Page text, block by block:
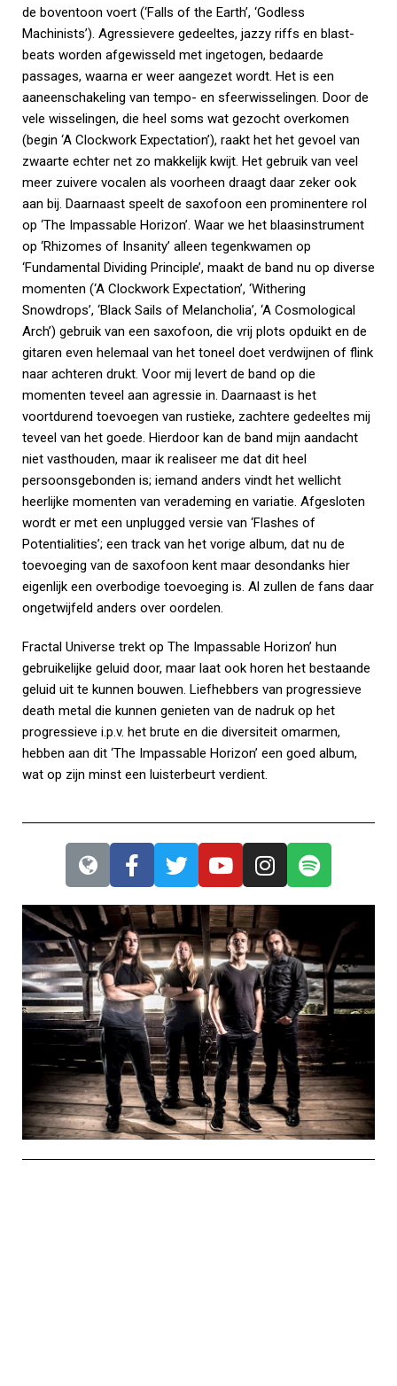
de boventoon voert (‘Falls of the Earth’, ‘Godless
Machinists’). Agressievere gedeeltes, jazzy riffs en blast-
beats worden afgewisseld met ingetogen, bedaarde
passages, waarna er weer aangezet wordt. Het is een
aaneenschakeling van tempo- en sfeerwisselingen. Door de
vele wisselingen, die heel soms wat gezocht overkomen
(begin ‘A Clockwork Expectation’), raakt het het gevoel van
zwaarte echter net zo makkelijk kwijt. Het gebruik van veel
meer zuivere vocalen als voorheen draagt daar zeker ook
aan bij. Daarnaast speelt de saxofoon een prominentere rol
op ‘The Impassable Horizon’. Waar we het blaasinstrument
op ‘Rhizomes of Insanity’ alleen tegenkwamen op
‘Fundamental Dividing Principle’, maakt de band nu op diverse
momenten (‘A Clockwork Expectation’, ‘Withering
Snowdrops’, ‘Black Sails of Melancholia’, ‘A Cosmological
Arch’) gebruik van een saxofoon, die vrij plots opduikt en de
gitaren even helemaal van het toneel doet verdwijnen of flink
naar achteren drukt. Voor mij levert de band op die
momenten teveel aan agressie in. Daarnaast is het
voortdurend toevoegen van rustieke, zachtere gedeeltes mij
teveel van het goede. Hierdoor kan de band mijn aandacht
niet vasthouden, maar ik realiseer me dat dit heel
persoonsgebonden is; iemand anders vindt het wellicht
heerlijke momenten van verademing en variatie. Afgesloten
wordt er met een unplugged versie van ‘Flashes of
Potentialities’; een track van het vorige album, dat nu de
toevoeging van de saxofoon kent maar desondanks hier
eigenlijk een overbodige toevoeging is. Al zullen de fans daar
ongetwijfeld anders over oordelen.
Fractal Universe trekt op The Impassable Horizon’ hun
gebruikelijke geluid door, maar laat ook horen het bestaande
geluid uit te kunnen bouwen. Liefhebbers van progressieve
death metal die kunnen genieten van de nadruk op het
progressieve i.p.v. het brute en die diversiteit omarmen,
hebben aan dit ‘The Impassable Horizon’ een goed album,
wat op zijn minst een luisterbeurt verdient.